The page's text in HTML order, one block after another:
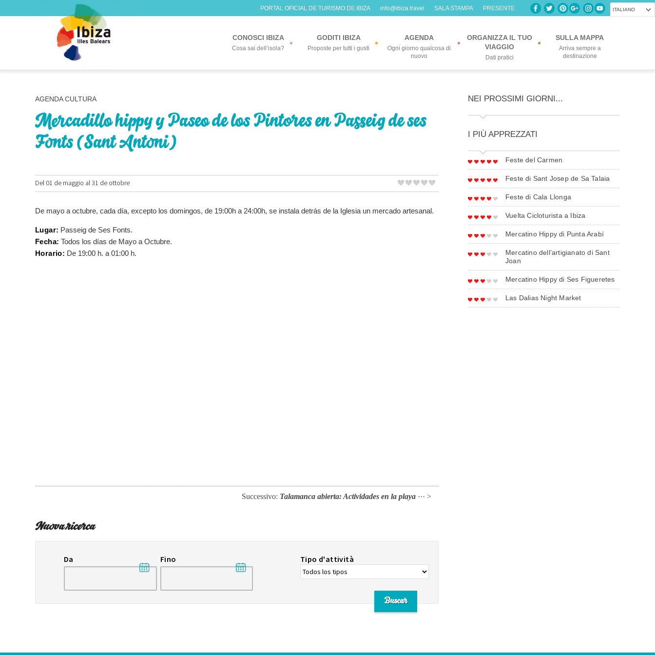
ITALIANO
PORTAL OFICIAL DE TURISMO DE IBIZA info@ibiza.travel SALA STAMPA PRESENTE
CONOSCI IBIZA
Cosa sai dell’isola?
GODITI IBIZA
Proposte per tutti i gusti
AGENDA
Ogni giorno qualcosa di
nuovo
ORGANIZZA IL TUO
VIAGGIO
Dati pratici
SULLA MAPPA
Arriva sempre a
destinazione
AGENDA CULTURA
Mercadillo hippy y Paseo de los Pintores en Passeig de ses
Fonts (Sant Antoni)
Del 01 de maggio al 31 de ottobre
De mayo a octubre, cada día, excepto los domingos, de 19:00h a 24:00h, se instala detrás de la Iglesia un mercado artesanal.
Lugar: Passeig de Ses Fonts.
Fecha: Todos los días de Mayo a Octubre.
Horario: De 19:00 h. a 01:00 h.
Successivo: Talamanca abierta: Actividades en la playa ··· >
Nuova ricerca
Da Fino Tipo d'attività
NEI PROSSIMI GIORNI...
I PIÙ APPREZZATI
Feste del Carmen
Feste di Sant Josep de Sa Talaia
Feste di Cala Llonga
Vuelta Cicloturista a Ibiza
Mercatino Hippy di Punta Arabí
Mercatino dell’artigianato di Sant
Joan
Mercatino Hippy di Ses Figueretes
Las Dalias Night Market